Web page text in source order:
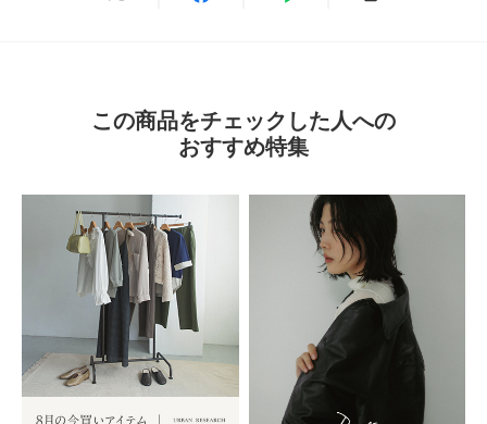
この商品をチェックした人への
おすすめ特集